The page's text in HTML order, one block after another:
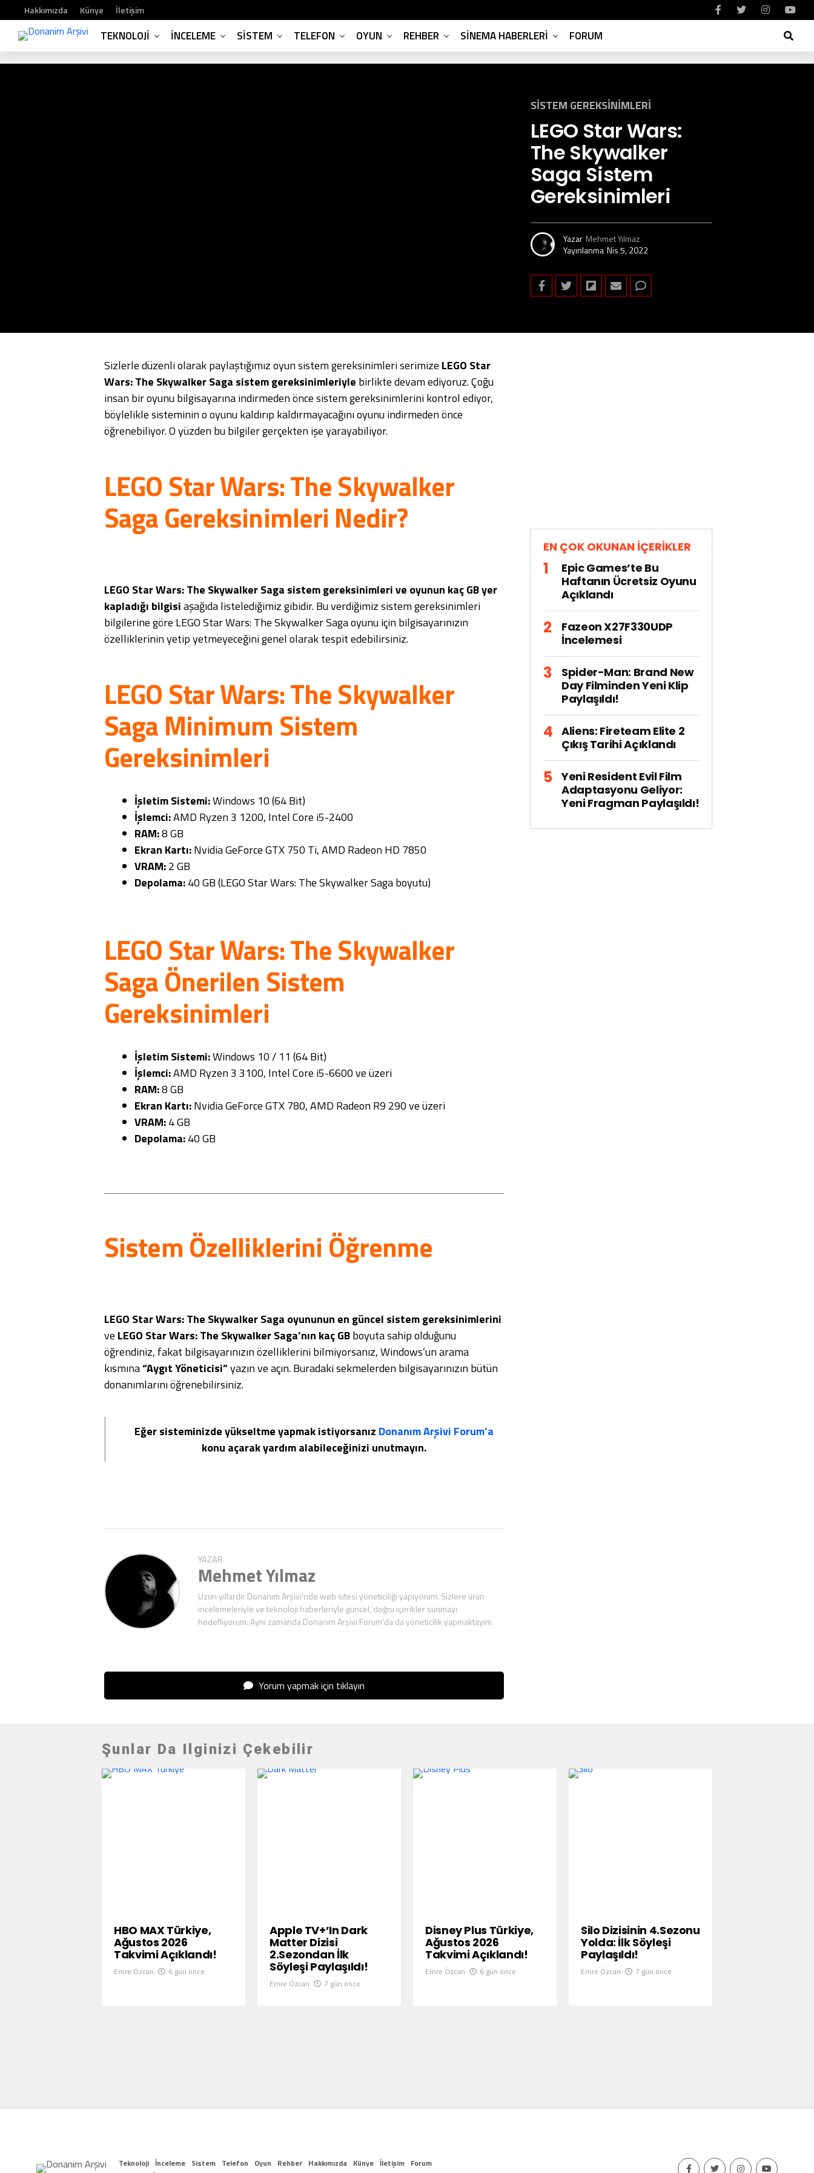
Hakkımızda Künye İletişim
TEKNOLOJI İNCELEME SISTEM TELEFON OYUN REHBER SINEMA HABERLERI FORUM
SISTEM GEREKSINIMLERI
LEGO Star Wars:
The Skywalker
Saga Sistem
Gereksinimleri
Yazar Mehmet Yılmaz
Yayınlanma Nis 5, 2022
Sizlerle düzenli olarak paylaştığımız oyun sistem gereksinimleri serimize LEGO Star
Wars: The Skywalker Saga sistem gereksinimleriyle birlikte devam ediyoruz. Çoğu
insan bir oyunu bilgisayarına indirmeden önce sistem gereksinimlerini kontrol ediyor,
böylelikle sisteminin o oyunu kaldırıp kaldırmayacağını oyunu indirmeden önce
öğrenebiliyor. O yüzden bu bilgiler gerçekten işe yarayabiliyor.
LEGO Star Wars: The Skywalker
Saga Gereksinimleri Nedir?
LEGO Star Wars: The Skywalker Saga sistem gereksinimleri ve oyunun kaç GB yer
kapladığı bilgisiaşağıda listelediğimiz gibidir. Bu verdiğimiz sistem gereksinimleri
bilgilerine göre LEGO Star Wars: The Skywalker Saga oyunu için bilgisayarınızın
özelliklerinin yetip yetmeyeceğini genel olarak tespit edebilirsiniz.
LEGO Star Wars: The Skywalker
Saga Minimum Sistem
Gereksinimleri
İşletim Sistemi:Windows 10 (64 Bit)
İşlemci:AMD Ryzen 3 1200, Intel Core i5-2400
RAM:8 GB
Ekran Kartı:Nvidia GeForce GTX 750 Ti, AMD Radeon HD 7850
VRAM:2 GB
Depolama:40 GB (LEGO Star Wars: The Skywalker Saga boyutu)
LEGO Star Wars: The Skywalker
Saga Önerilen Sistem
Gereksinimleri
İşletim Sistemi:Windows 10 / 11 (64 Bit)
İşlemci:AMD Ryzen 3 3100, Intel Core i5-6600 ve üzeri
RAM:8 GB
Ekran Kartı:Nvidia GeForce GTX 780, AMD Radeon R9 290 ve üzeri
VRAM:4 GB
Depolama:40 GB
Sistem Özelliklerini Öğrenme
LEGO Star Wars: The Skywalker Saga oyununun en güncel sistem gereksinimlerini
ve LEGO Star Wars: The Skywalker Saga’nın kaç GBboyuta sahip olduğunu
öğrendiniz, fakat bilgisayarınızın özelliklerini bilmiyorsanız, Windows’un arama
kısmına“Aygıt Yöneticisi”yazın ve açın. Buradaki sekmelerden bilgisayarınızın bütün
donanımlarını öğrenebilirsiniz.
Eğer sisteminizde yükseltme yapmak istiyorsanız Donanım Arşivi Forum’a
konu açarak yardım alabileceğinizi unutmayın.
YAZAR
Mehmet Yılmaz
Uzun yıllardır Donanım Arşivi'nde web sitesi yöneticiliği yapıyorum. Sizlere ürün
incelemeleriyle ve teknoloji haberleriyle güncel, doğru içerikler sunmayı
hedefliyorum. Aynı zamanda Donanım Arşivi Forum'da da yöneticilik yapmaktayım.
Yorum yapmak için tıklayın
EN ÇOK OKUNAN İÇERİKLER
Epic Games’te Bu
Haftanın Ücretsiz Oyunu
Açıklandı
Fazeon X27F330UDP
İncelemesi
Spider-Man: Brand New
Day Filminden Yeni Klip
Paylaşıldı!
Aliens: Fireteam Elite 2
Çıkış Tarihi Açıklandı
Yeni Resident Evil Film
Adaptasyonu Geliyor:
Yeni Fragman Paylaşıldı!
Şunlar Da Ilginizi Çekebilir
HBO MAX Türkiye,
Ağustos 2026
Takvimi Açıklandı!
Emre Özcan 6 gün önce
Apple TV+’ın Dark
Matter Dizisi
2.Sezondan İlk
Söyleşi Paylaşıldı!
Emre Özcan 7 gün önce
Disney Plus Türkiye,
Ağustos 2026
Takvimi Açıklandı!
Emre Özcan 6 gün önce
Silo Dizisinin 4.Sezonu
Yolda: İlk Söyleşi
Paylaşıldı!
Emre Özcan 7 gün önce
Teknoloji İnceleme Sistem Telefon Oyun Rehber Hakkımızda Künye İletişim Forum